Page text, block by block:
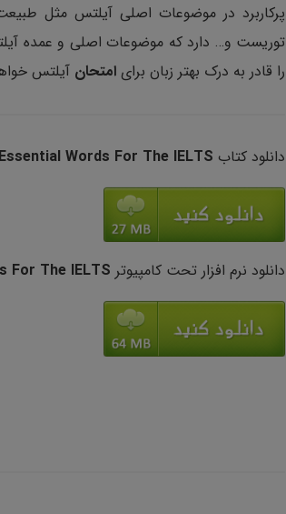
پرکاربرد در موضوعات اصلی آیلتس مثل
توریست و… دارد که موضوعات اصلی و عمده
را قادر به درک بهتر زبان برای امتحان آیلتس
دانلود کتاب Essential Words For The IELTS
دانلود نرم افزار تحت کامپیوتر For The IELTS